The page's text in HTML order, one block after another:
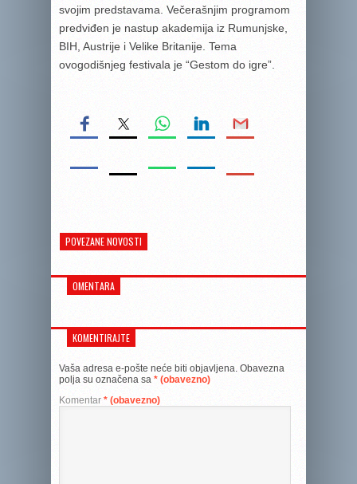
svojim predstavama. Večerašnjim programom
predviđen je nastup akademija iz Rumunjske,
BIH, Austrije i Velike Britanije. Tema
ovogodišnjeg festivala je “Gestom do igre”.
POVEZANE NOVOSTI
OMENTARA
KOMENTIRAJTE
Vaša adresa e-pošte neće biti objavljena. Obavezna
polja su označena sa * (obavezno)
Komentar * (obavezno)